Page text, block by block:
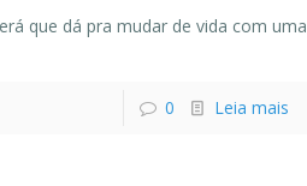
que dá pra mudar de vida com uma
0 Leia mais